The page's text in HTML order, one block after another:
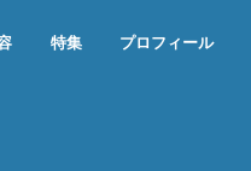
特集 プロフィール